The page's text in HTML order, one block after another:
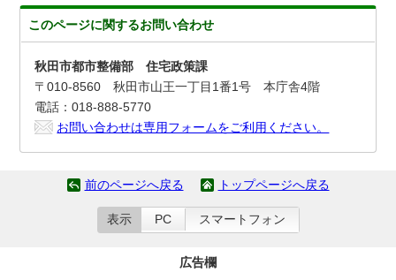
このページに関するお問い合わせ
秋田市都市整備部 住宅政策課
〒010-8560 秋田市山王一丁目1番1号 本庁舎4階
電話：018-888-5770
お問い合わせは専用フォームをご利用ください。
前のページへ戻る トップページへ戻る
表示 PC スマートフォン
広告欄